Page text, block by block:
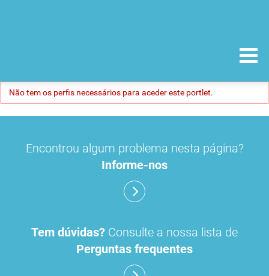
Não tem os perfis necessários para aceder este portlet.
Encontrou algum problema nesta página?
Informe-nos
Tem dúvidas? Consulte a nossa lista de
Perguntas frequentes